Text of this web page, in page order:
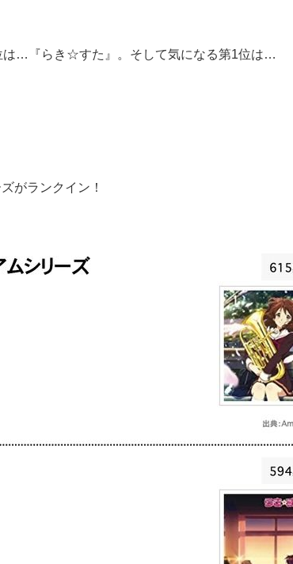
…『らき☆すた』。そして気になる第1位は…
がランクイン！